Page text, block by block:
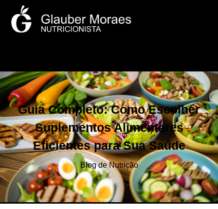
Guia Completo: Como Escolher
Suplementos Alimentares
Eficientes para Sua Saúde
Blog de Nutrição